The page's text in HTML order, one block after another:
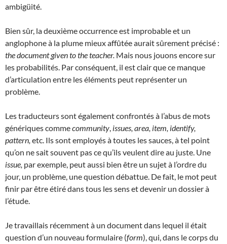
ambigüité.
Bien sûr, la deuxième occurrence est improbable et un
anglophone à la plume mieux affûtée aurait sûrement précisé :
the document given to the teacher. Mais nous jouons encore sur
les probabilités. Par conséquent, il est clair que ce manque
d’articulation entre les éléments peut représenter un
problème.
Les traducteurs sont également confrontés à l’abus de mots
génériques commecommunity, issues, area, item, identify,
pattern, etc. Ils sont employés à toutes les sauces, à tel point
qu’on ne sait souvent pas ce qu’ils veulent dire au juste. Une
issue, par exemple, peut aussi bien être un sujet à l’ordre du
jour, un problème, une question débattue. De fait, le mot peut
finir par être étiré dans tous les sens et devenir un dossier à
l’étude.
Je travaillais récemment à un document dans lequel il était
question d’un nouveau formulaire (form), qui, dans le corps du